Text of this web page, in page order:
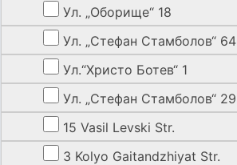
Ул. „Оборище“ 18
Ул. „Стефан Стамболов“ 64
Ул.“Христо Ботев“ 1
Ул. „Стефан Стамболов“ 29
15 Vasil Levski Str.
3 Kolyo Gaitandzhiyat Str.